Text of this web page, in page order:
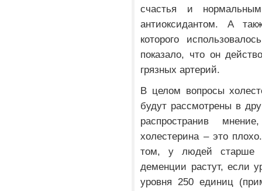
счастья и
антиоксидантом. А
которого
показало, что он
грязных артерий.
В целом вопросы
будут рассмотрены в
распространив
холестерина – это
том, у людей старше
деменции растут, если
уровня 250 единиц